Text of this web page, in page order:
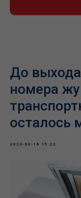
До выхода
номера
осталось
2023-03-16 15:22